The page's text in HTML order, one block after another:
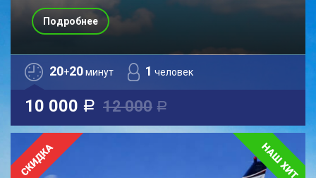
20+20минут 1 человек
10 000 a 12 000 a
Подробнее